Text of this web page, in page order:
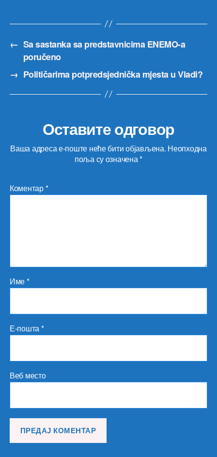
← Sa sastanka sa predstavnicima ENEMO-a
poručeno
→ Političarima potpredsjednička mjesta u Vladi?
Оставите одговор
Ваша адреса е-поште неће бити објављена. Неопходна
поља су означена*
Коментар*
Име*
Е-пошта*
Веб место